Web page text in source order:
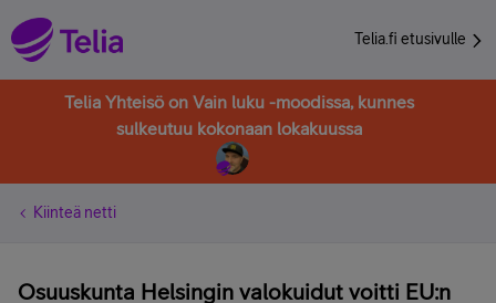
Telia.fi etusivulle
Telia Yhteisö on Vain luku -moodissa, kunnes
sulkeutuu kokonaan lokakuussa
Kiinteä netti
Osuuskunta Helsingin valokuidut voitti EU:n